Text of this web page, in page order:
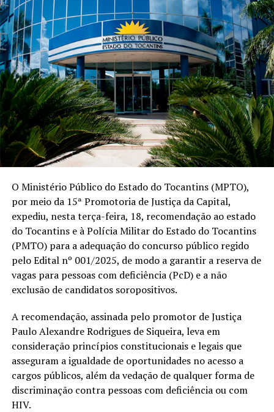
O Ministério Público do Estado do Tocantins (MPTO),
por meio da 15ª Promotoria de Justiça da Capital,
expediu, nesta terça-feira, 18, recomendação ao estado
do Tocantins e à Polícia Militar do Estado do Tocantins
(PMTO) para a adequação do concurso público regido
pelo Edital nº 001/2025, de modo a garantir a reserva de
vagas para pessoas com deficiência (PcD) e a não
exclusão de candidatos soropositivos.
A recomendação, assinada pelo promotor de Justiça
Paulo Alexandre Rodrigues de Siqueira, leva em
consideração princípios constitucionais e legais que
asseguram a igualdade de oportunidades no acesso a
cargos públicos, além da vedação de qualquer forma de
discriminação contra pessoas com deficiência ou com
HIV.